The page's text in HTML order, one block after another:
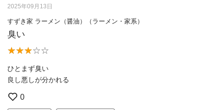
2025年09月13日
すずき家 ラーメン（醤油）（ラーメン・家系）
臭い
ひとまず臭い
良し悪しが分かれる
0